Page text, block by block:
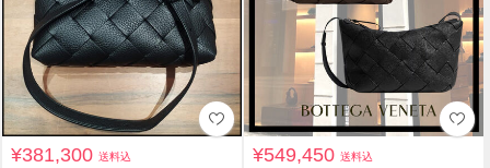
¥381,300送料込 ¥549,450送料込